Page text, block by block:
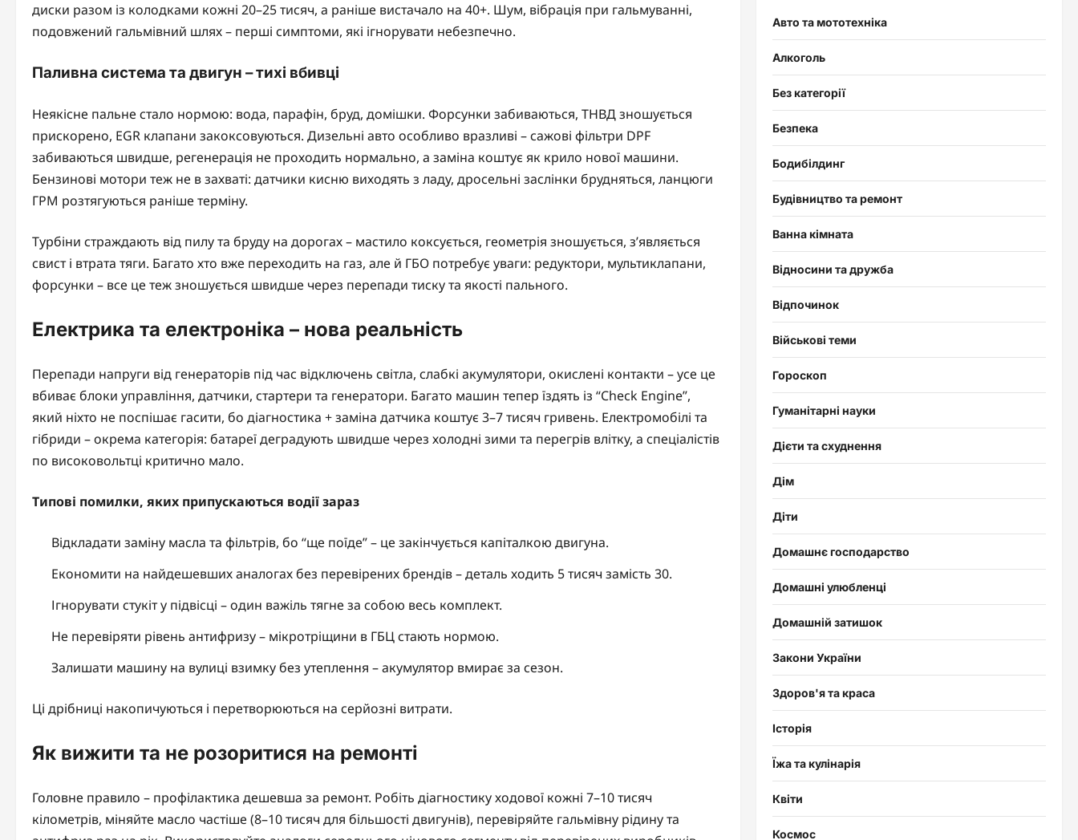
диски разом із колодками кожні 20–25 тисяч, а раніше вистачало на 40+. Шум, вібрація при гальмуванні,
подовжений гальмівний шлях – перші симптоми, які ігнорувати небезпечно.
Паливна система та двигун – тихі вбивці
Неякісне пальне стало нормою: вода, парафін, бруд, домішки. Форсунки забиваються, ТНВД зношується
прискорено, EGR клапани закоксовуються. Дизельні авто особливо вразливі – сажові фільтри DPF
забиваються швидше, регенерація не проходить нормально, а заміна коштує як крило нової машини.
Бензинові мотори теж не в захваті: датчики кисню виходять з ладу, дросельні заслінки брудняться, ланцюги
ГРМ розтягуються раніше терміну.
Турбіни страждають від пилу та бруду на дорогах – мастило коксується, геометрія зношується, з’являється
свист і втрата тяги. Багато хто вже переходить на газ, але й ГБО потребує уваги: редуктори, мультиклапани,
форсунки – все це теж зношується швидше через перепади тиску та якості пального.
Електрика та електроніка – нова реальність
Перепади напруги від генераторів під час відключень світла, слабкі акумулятори, окислені контакти – усе це
вбиває блоки управління, датчики, стартери та генератори. Багато машин тепер їздять із “Check Engine”,
який ніхто не поспішає гасити, бо діагностика + заміна датчика коштує 3–7 тисяч гривень. Електромобілі та
гібриди – окрема категорія: батареї деградують швидше через холодні зими та перегрів влітку, а спеціалістів
по високовольтці критично мало.
Типові помилки, яких припускаються водії зараз
Відкладати заміну масла та фільтрів, бо “ще поїде” – це закінчується капіталкою двигуна.
Економити на найдешевших аналогах без перевірених брендів – деталь ходить 5 тисяч замість 30.
Ігнорувати стукіт у підвісці – один важіль тягне за собою весь комплект.
Не перевіряти рівень антифризу – мікротріщини в ГБЦ стають нормою.
Залишати машину на вулиці взимку без утеплення – акумулятор вмирає за сезон.
Ці дрібниці накопичуються і перетворюються на серйозні витрати.
Як вижити та не розоритися на ремонті
Головне правило – профілактика дешевша за ремонт. Робіть діагностику ходової кожні 7–10 тисяч
кілометрів, міняйте масло частіше (8–10 тисяч для більшості двигунів), перевіряйте гальмівну рідину та
Авто та мототехніка
Алкоголь
Без категорії
Безпека
Бодибілдинг
Будівництво та ремонт
Ванна кімната
Відносини та дружба
Відпочинок
Військові теми
Гороскоп
Гуманітарні науки
Дієти та схуднення
Дім
Діти
Домашнє господарство
Домашні улюбленці
Домашній затишок
Закони України
Здоров'я та краса
Історія
Їжа та кулінарія
Квіти
Космос